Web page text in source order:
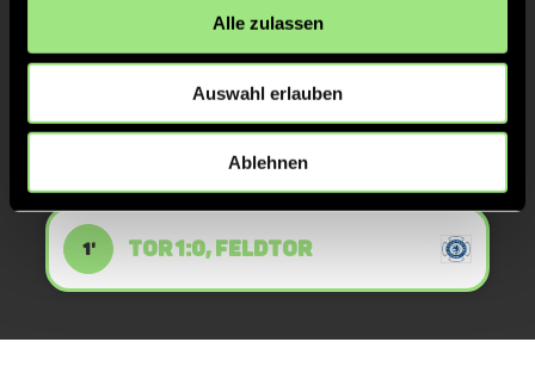
Alle zulassen
Auswahl erlauben
Ablehnen
TOR 1:1, FELDTOR
1' TOR 1:0, FELDTOR